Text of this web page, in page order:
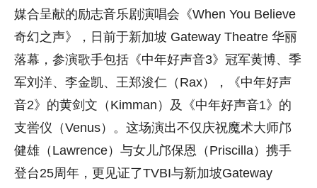
媒合呈献的励志音乐剧演唱会《When You Believe
奇幻之声》，日前于新加坡 Gateway Theatre 华丽
落幕，参演歌手包括《中年好声音3》冠军黄博、季
军刘洋、李金凯、王郑浚仁（Rax），《中年好声
音2》的黄剑文（Kimman）及《中年好声音1》的
支喾仪（Venus）。这场演出不仅庆祝魔术大师邝
健雄（Lawrence）与女儿邝保恩（Priscilla）携手
登台25周年，更见证了TVBI与新加坡Gateway